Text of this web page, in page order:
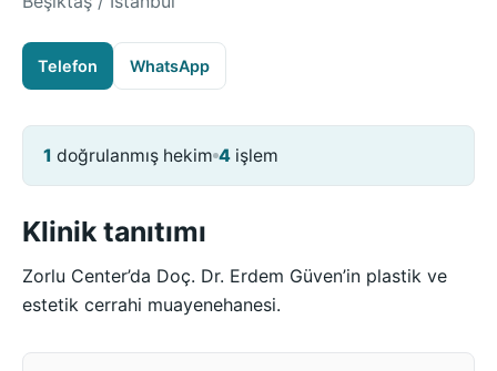
Telefon WhatsApp
1 doğrulanmış hekim 4 işlem
Klinik tanıtımı
Zorlu Center’da Doç. Dr. Erdem Güven’in plastik ve
estetik cerrahi muayenehanesi.